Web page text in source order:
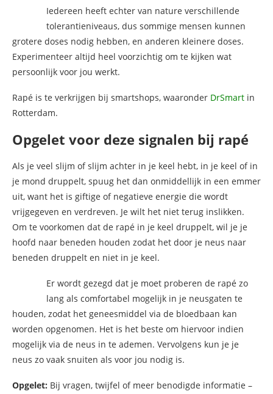
Iedereen heeft echter van nature verschillende
tolerantieniveaus, dus sommige mensen kunnen
grotere doses nodig hebben, en anderen kleinere doses.
Experimenteer altijd heel voorzichtig om te kijken wat
persoonlijk voor jou werkt.
Rapé is te verkrijgen bij smartshops, waaronder DrSmart in
Rotterdam.
Opgelet voor deze signalen bij rapé
Als je veel slijm of slijm achter in je keel hebt, in je keel of in
je mond druppelt, spuug het dan onmiddellijk in een emmer
uit, want het is giftige of negatieve energie die wordt
vrijgegeven en verdreven. Je wilt het niet terug inslikken.
Om te voorkomen dat de rapé in je keel druppelt, wil je je
hoofd naar beneden houden zodat het door je neus naar
beneden druppelt en niet in je keel.
Er wordt gezegd dat je moet proberen de rapé zo
lang als comfortabel mogelijk in je neusgaten te
houden, zodat het geneesmiddel via de bloedbaan kan
worden opgenomen. Het is het beste om hiervoor indien
mogelijk via de neus in te ademen. Vervolgens kun je je
neus zo vaak snuiten als voor jou nodig is.
Opgelet: Bij vragen, twijfel of meer benodigde informatie –